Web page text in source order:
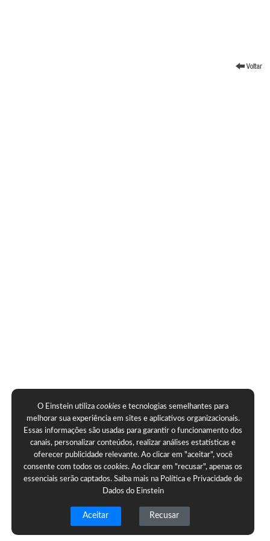
O Einstein utilizacookies e tecnologias semelhantes para
melhorar sua experiência em sites e aplicativos organizacionais.
Essas informações são usadas para garantir o funcionamento dos
canais, personalizar conteúdos, realizar análises estatísticas e
oferecer publicidade relevante. Ao clicar em "aceitar", você
consente com todos oscookies. Ao clicar em "recusar", apenas os
essenciais serão captados. Saiba mais na Política e Privacidade de
Dados do Einstein
Aceitar Recusar